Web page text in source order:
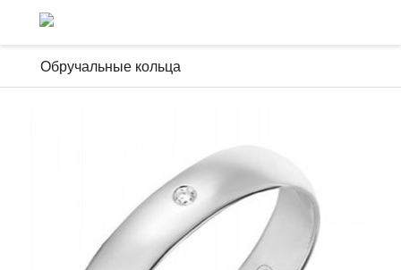
Обручальные кольца